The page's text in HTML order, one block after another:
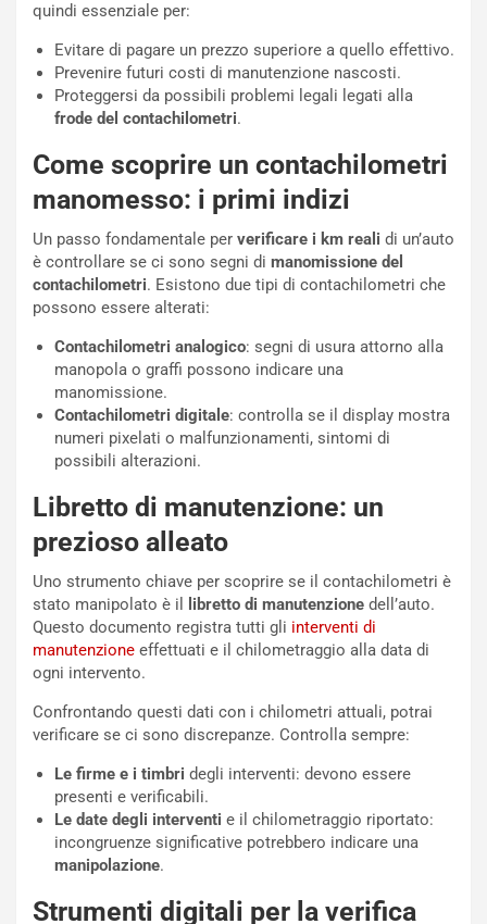
quindi essenziale per:
Evitare di pagare un prezzo superiore a quello effettivo.
Prevenire futuri costi di manutenzione nascosti.
Proteggersi da possibili problemi legali legati alla
frode del contachilometri.
Come scoprire un contachilometri
manomesso: i primi indizi
Un passo fondamentale per verificare i km reali di un’auto
è controllare se ci sono segni di manomissione del
contachilometri. Esistono due tipi di contachilometri che
possono essere alterati:
Contachilometri analogico: segni di usura attorno alla
manopola o graffi possono indicare una
manomissione.
Contachilometri digitale: controlla se il display mostra
numeri pixelati o malfunzionamenti, sintomi di
possibili alterazioni.
Libretto di manutenzione: un
prezioso alleato
Uno strumento chiave per scoprire se il contachilometri è
stato manipolato è il
libretto di manutenzione dell’auto.
Questo documento registra tutti gli interventi di
manutenzione effettuati e il chilometraggio alla data di
ogni intervento.
Confrontando questi dati con i chilometri attuali, potrai
verificare se ci sono discrepanze. Controlla sempre:
Le firme e i timbri degli interventi: devono essere
presenti e verificabili.
Le date degli interventi e il chilometraggio riportato:
incongruenze significative potrebbero indicare una
manipolazione.
Strumenti digitali per la verifica
NOTIZIE
s
a
n
Q
a
s
E
R
S
a
b
oC